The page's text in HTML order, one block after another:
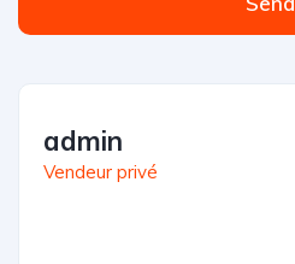
admin
Vendeur privé